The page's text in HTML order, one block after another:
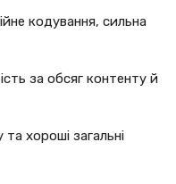
кодування, сильна
за обсяг контенту й
хороші загальні